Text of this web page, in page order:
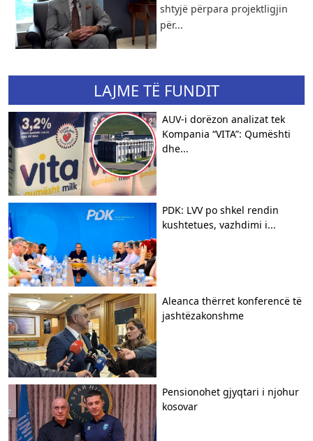
shtyjë përpara projektligjin
për...
LAJME TË FUNDIT
AUV-i dorëzon analizat tek
Kompania “VITA”: Qumështi
dhe...
PDK: LVV po shkel rendin
kushtetues, vazhdimi i...
Aleanca thërret konferencë të
jashtëzakonshme
Pensionohet gjyqtari i njohur
kosovar